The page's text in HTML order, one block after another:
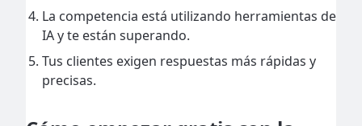
La competencia está utilizando herramientas de
IA y te están superando.
Tus clientes exigen respuestas más rápidas y
precisas.